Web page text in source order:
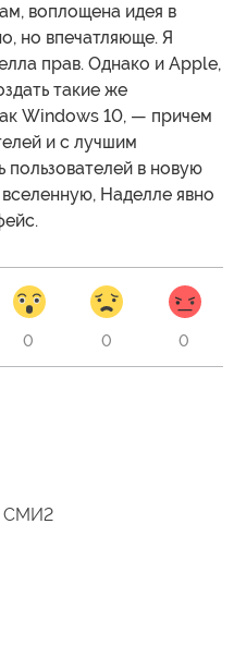
воплощена идея в
но впечатляюще. Я
прав. Однако и Apple,
такие же
Windows 10, — причем
и с лучшим
пользователей в новую
Наделле явно
0 0 0
СМИ2